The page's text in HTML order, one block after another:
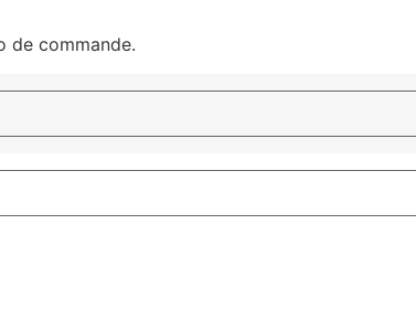
de commande.